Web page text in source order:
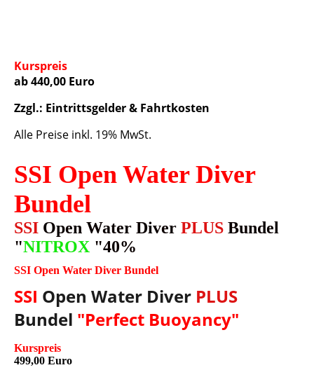
Kurspreis
ab 440,00 Euro
Zzgl.: Eintrittsgelder & Fahrtkosten
Alle Preise inkl. 19% MwSt.
SSI Open Water Diver
Bundel
SSI Open Water Diver PLUS Bundel
"NITROX "40%
SSI Open Water Diver Bundel
SSI Open Water Diver PLUS
Bundel "Perfect Buoyancy"
Kurspreis
499,00 Euro